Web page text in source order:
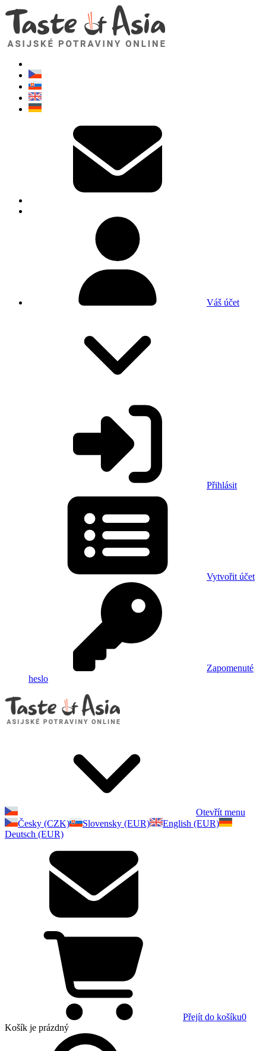
Váš účet
Přihlásit
Vytvořit účet
Zapomenuté
heslo
Otevřít menu
Česky (CZK)
Slovensky (EUR)
English (EUR)
Deutsch (EUR)
Přejít do košíku0
Košík je prázdný
TasteOfAsia.cz
Neváhejte se zeptat. Jsem tady pro vás!